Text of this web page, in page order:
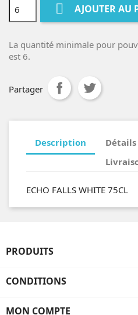
 AJOUTER AU
La quantité minimale pour
est 6.
Partager
Description
ECHO FALLS WHITE 75CL
PRODUITS
CONDITIONS
MON COMPTE